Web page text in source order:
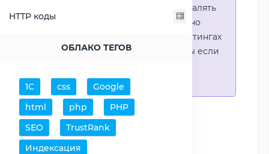
HTTP коды
ОБЛАКО ТЕГОВ
1С css
Google
html
php
PHP
SEO
TrustRank
Индексация
позволяет выборочно удалять
процессоры или наглядно
видеть результаты в рейтингах
(Во избежении путаницы если
процессоров)
Добавить процессоры
Очистить таблицу